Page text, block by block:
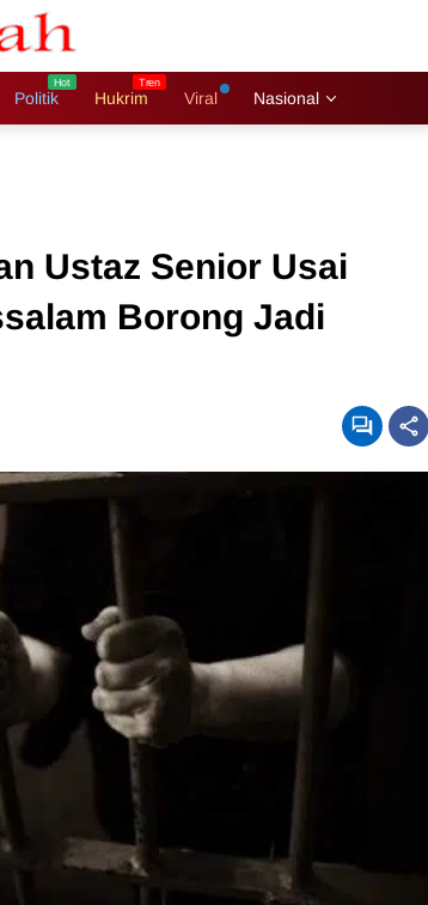
Politik Hukrim Viral Nasional
Ustaz Senior Usai
Borong Jadi